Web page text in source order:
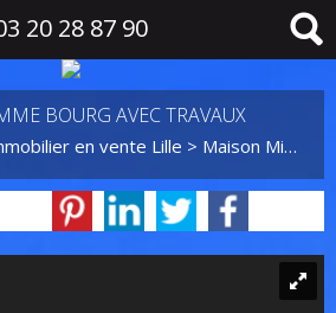
20 28 87 90
BOURG AVEC TRAVAUX
en vente Lille > Maison Mitoyenne 2 côtés en vente Lille